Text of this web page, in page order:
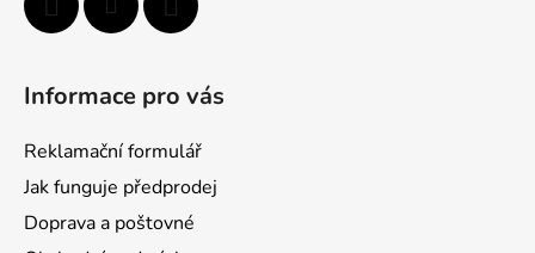
Informace pro vás
Reklamační formulář
Jak funguje předprodej
Doprava a poštovné